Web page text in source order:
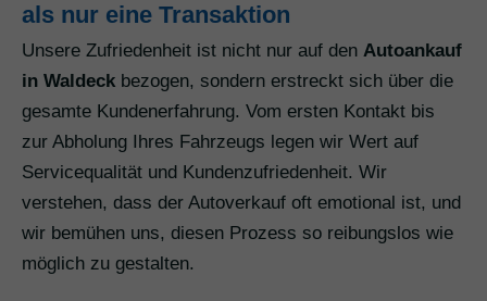
als nur eine Transaktion
Unsere Zufriedenheit ist nicht nur auf den Autoankauf
in Waldeck bezogen, sondern erstreckt sich über die
gesamte Kundenerfahrung. Vom ersten Kontakt bis
zur Abholung Ihres Fahrzeugs legen wir Wert auf
Servicequalität und Kundenzufriedenheit. Wir
verstehen, dass der Autoverkauf oft emotional ist, und
wir bemühen uns, diesen Prozess so reibungslos wie
möglich zu gestalten.